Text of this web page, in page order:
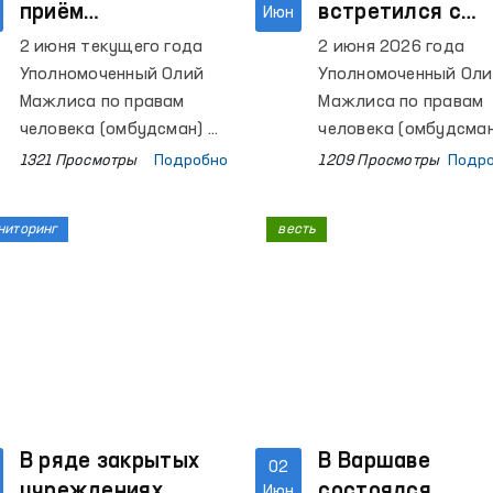
Омбудсмана на местах,
приняли участие более
800 учащихся.
приём
соотечественников
в Польше
2 июня текущего года
Уполномоченный Олий
Мажлиса по правам
человека (омбудсман) Ф.
Эшматова при участии
Узбекистан в
1321 Просмотры Подробно
Июн
встретился с
членами
Парламента
Польши
2 июня 2026 года
Уполномоченный
Мажлиса по правам
человека
Феруза Эшматова
нижней палаты
1209 Просмотры
В ряде закрытых
02
В Варшаве
весть